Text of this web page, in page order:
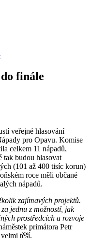
finále
veřejné hlasování
pro Opavu. Komise
celkem 11 nápadů,
tak budou hlasovat
(101 až 400 tisíc korun)
roce měli občané
nápadů.
zajímavých projektů.
jednu z možností, jak
prostředcích a rozvoje
primátora Petr
těší.